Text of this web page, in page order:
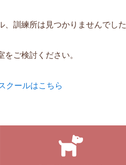
訓練所は見つかりませんでした
ご検討ください。
クールはこちら